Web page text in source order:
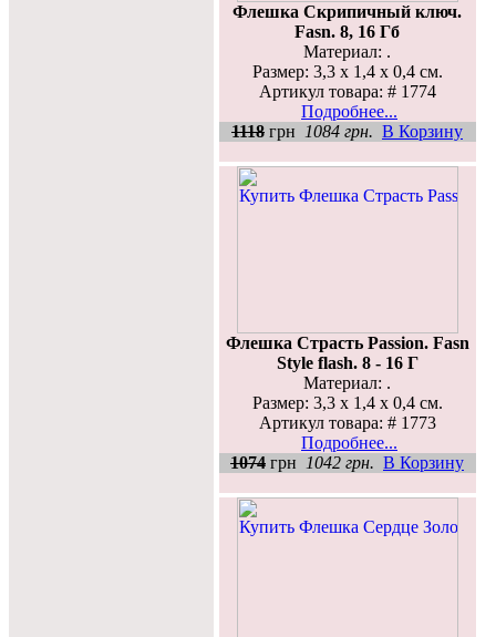
Флешка Скрипичный ключ.
Fasn. 8, 16 Гб
Материал: .
Размер: 3,3 х 1,4 х 0,4 см.
Артикул товара: # 1774
Подробнее...
1118 грн 1084 грн. В Корзину
Флешка Страсть Passion. Fasn
Style flash. 8 - 16 Г
Материал: .
Размер: 3,3 х 1,4 х 0,4 см.
Артикул товара: # 1773
Подробнее...
1074 грн 1042 грн. В Корзину